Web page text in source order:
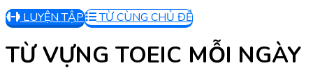
LUYỆN TẬP
TỪ CÙNG CHỦ ĐỀ
TỪ VỰNG TOEIC MỖI NGÀY